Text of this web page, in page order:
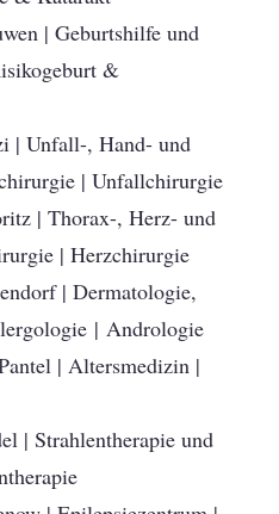
| Geburtshilfe und
&
| Unfall-, Hand- und
| Unfallchirurgie
| Thorax-, Herz- und
| Herzchirurgie
| Dermatologie,
| Andrologie
| Altersmedizin |
| Strahlentherapie und